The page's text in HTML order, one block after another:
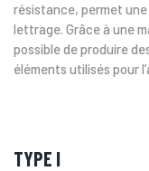
résistance, permet
lettrage. Grâce à une
possible de produire
éléments utilisés pour
TYPE I